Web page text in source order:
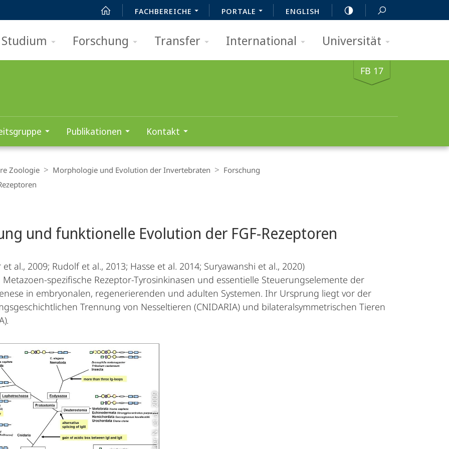
FACHBEREICHE PORTALE ENGLISH
Studium Forschung Transfer International Universität
FB 17
Publikationen Kontakt
Zoologie Morphologie und Evolution der Invertebraten
Forschung
und funktionelle Evolution der FGF-Rezeptoren
et al., 2009; Rudolf et al., 2013; Hasse et al. 2014; Suryawanshi et al., 2020)
Metazoen-spezifische Rezeptor-Tyrosinkinasen und essentielle Steuerungselemente der
in embryonalen, regenerierenden und adulten Systemen. Ihr Ursprung liegt vor der
Trennung von Nesseltieren (CNIDARIA) und bilateralsymmetrischen Tieren
.